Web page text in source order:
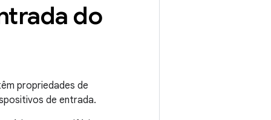
do
propriedades de
de entrada.